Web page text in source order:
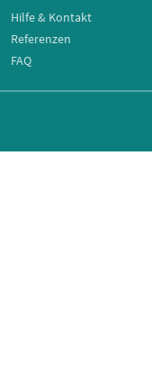
Hilfe & Kontakt
Referenzen
FAQ